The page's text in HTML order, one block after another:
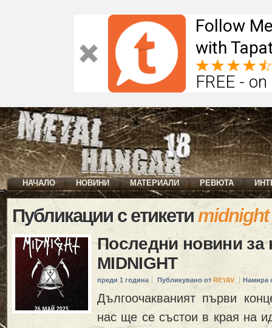
Follow
with
FREE -
НАЧАЛО НОВИНИ МАТЕРИАЛИ РЕВЮТА
Публикации с етикетиmidnight
Последни новини за
MIDNIGHT
преди 1 година Публикувано от REYAV Намира
Дългоочакваният първи
нас ще се състои в края на